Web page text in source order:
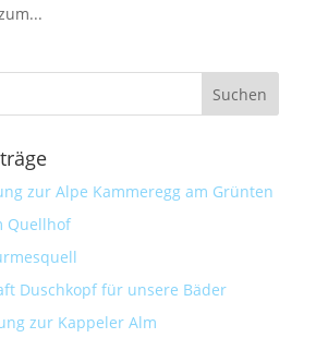
zur Alpe Kammeregg am Grünten
Quellhof
Duschkopf für unsere Bäder
zur Kappeler Alm